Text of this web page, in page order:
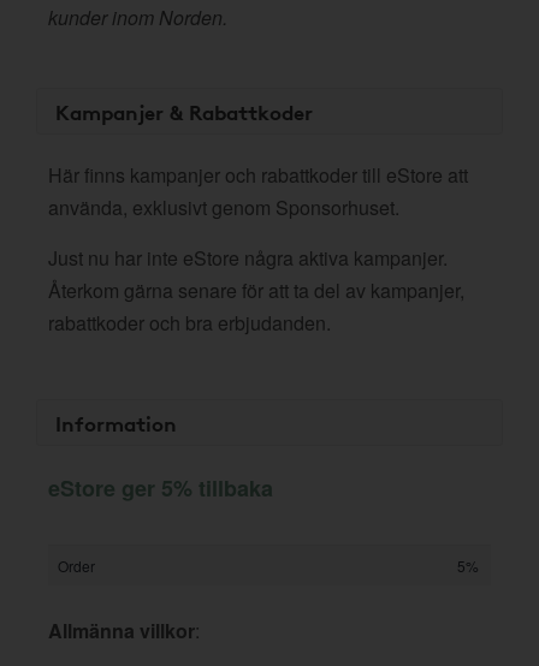
kunder inom Norden.
Kampanjer & Rabattkoder
Här finns kampanjer och rabattkoder till eStore att
använda, exklusivt genom Sponsorhuset.
Just nu har inte eStore några aktiva kampanjer.
Återkom gärna senare för att ta del av kampanjer,
rabattkoder och bra erbjudanden.
Information
eStore ger 5% tillbaka
Order 5%
Allmänna villkor: